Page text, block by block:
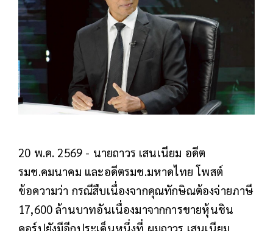
20 พ.ค. 2569 - นายถาวร เสนเนียม อดีต
รมช.คมนาคม และอดีตรมช.มหาดไทย โพสต์
ข้อความว่า กรณีสืบเนื่องจากคุณทักษิณต้องจ่ายภาษี
17,600 ล้านบาทอันเนื่องมาจากการขายหุ้นชิน
คอร์ปยังมีอีกประเด็นหนึ่งที่ ผมถาวร เสนเนียม